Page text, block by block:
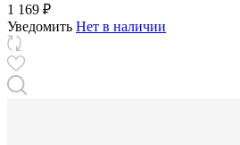
1 169 ₽
Уведомить Нет в наличии